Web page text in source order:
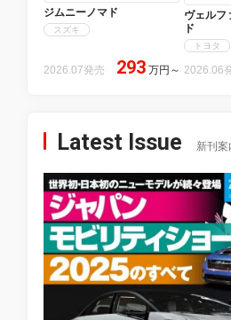
ジムニーノマド
スズキ
2026.07発売 293 万円 ～
ヴェルフ
ド
トヨタ
2026.06
Latest Issue 新刊案